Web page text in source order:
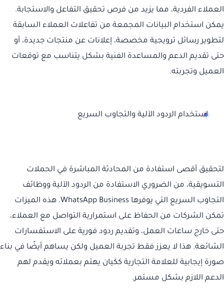
العملاء الفردية، مما يزيد من فرص تحقيق التفاعل والاستجابة.
يمكن استخدام البيانات المجمعة من تفاعلات العملاء السابقة
لتطوير رسائل ترويجية مخصصة، إعلانات عن منتجات جديدة، أو
حتى تقديم الدعم والمساعدة الفنية بشكل يتناسب مع توقعات
العميل وتجربته.
استخدام الردود الآلية والتجاوب السريع
لتحقيق أقصى استفادة من المحادثة المباشرة في الحملات
التسويقية، من الضروري الاستفادة من الردود الآلية ووظائف
التجاوب السريع التي يوفرها WhatsApp Business. هذه الميزات
تمكن الشركات من الحفاظ على استمرارية التواصل مع العملاء،
حتى خارج ساعات العمل، وتقديم ردود فورية على الاستفسارات
الشائعة. هذا لا يعزز فقط تجربة العميل ولكن يساهم أيضًا في بناء
صورة إيجابية للعلامة التجارية ككيان يهتم بعملائه ويقدم لهم
الدعم اللازم بشكل مستمر.